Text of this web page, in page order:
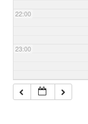
22:00
23:00